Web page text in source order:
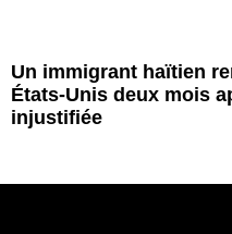
Un immigrant haïtien
États-Unis deux mois
injustifiée